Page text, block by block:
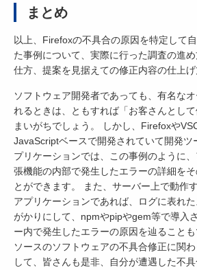
まとめ
以上、Firefoxの不具合の原因を特定して
た事例について、実際に行った調査の進
仕方、提案を見据えての修正内容の仕上げ
ソフトウェア開発者であっても、有名な
れるときは、ともすれば「お客さんとし
まいがちでしょう。 しかし、Firefoxや
JavaScriptベースで開発されていて開発ツ
プリケーションでは、この事例のように
張機能の内部で発生したエラーの詳細を
とができます。 また、サーバー上で動作
アプリケーションであれば、ログに表れ
がかりにして、npmやpipやgem等で導入
ー内で発生したエラーの原因を辿ること
ソースのソフトウェアの不具合修正に関
して、皆さんも是非、自分が遭遇した不